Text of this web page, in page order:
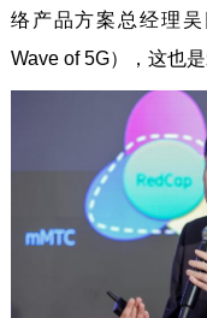
络产品方案总经理
Wave of 5G），这也